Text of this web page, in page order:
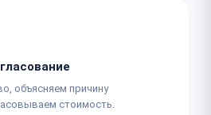
объясняем причину
стоимость.